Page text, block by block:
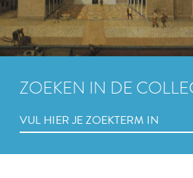
ZOEKEN IN DE